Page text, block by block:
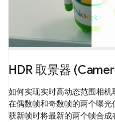
HDR 取景器
如何实现实时高动态范围相
在偶数帧和奇数帧的两个曝
获新帧时将最新的两个帧合成